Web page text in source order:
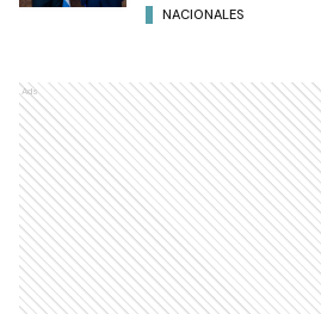
NACIONALES
Ads